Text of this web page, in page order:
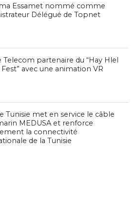
Essamet nommé comme
Délégué de Topnet
Telecom partenaire du “Hay Hlel
avec une animation VR
Tunisie met en service le câble
MEDUSA et renforce
la connectivité
de la Tunisie